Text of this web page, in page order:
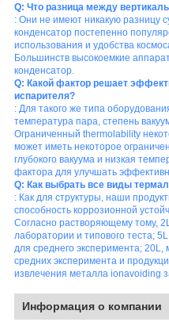
Q: Что разница между
: Они не имеют никакую разницу
конденсатор постепенно
использования и удобства
Большинств высокоемкие
конденсатор.
Q: Какой фактор решает
испарителя?
: Для такого же типа
температура пара, степень
Ограниченный thermolability
может иметь некоторое
глубокого вакуума и низкая
фактора для улучшать
Q: Как выбрать все виды
: Как для структуры, наши
способность коррозионной
Согласно растворяющему тому,
лаборатории и типового теста;
для среднего эксперимента;
средних эксперимента и
извлечения металла ionavoiding
Информация о компании